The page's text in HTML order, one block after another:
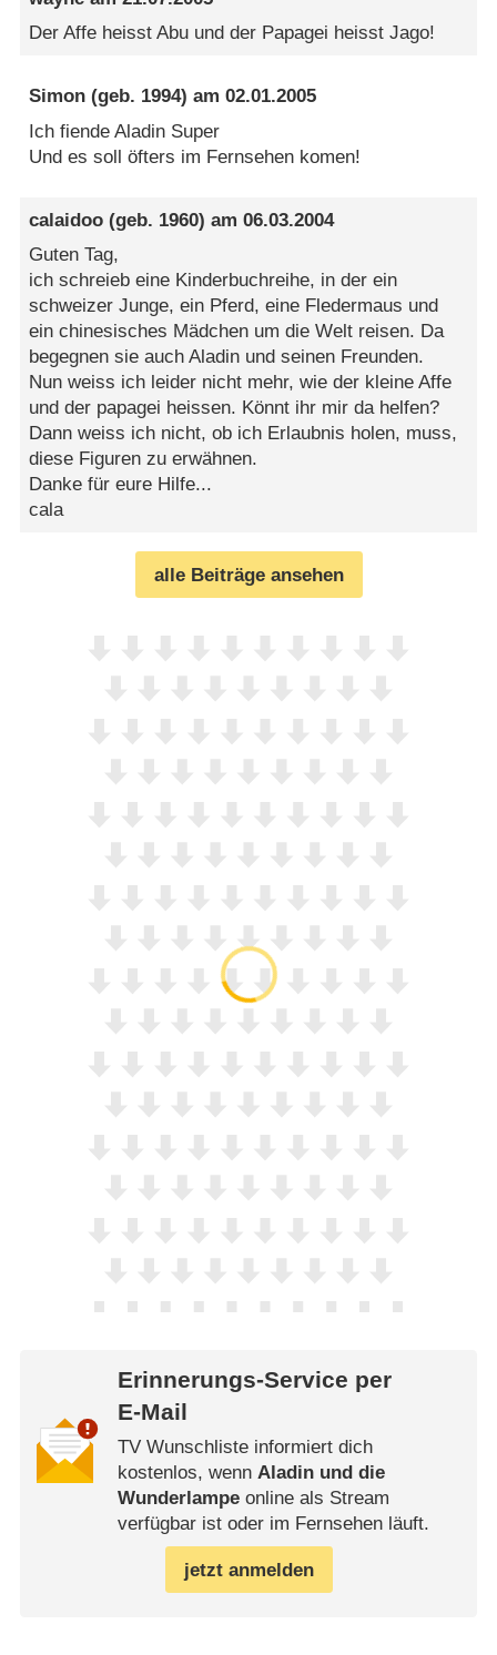
Der Affe heisst Abu und der Papagei heisst Jago!
Simon (geb. 1994) am02.01.2005
Ich fiende Aladin Super
Und es soll öfters im Fernsehen komen!
calaidoo (geb. 1960) am06.03.2004
Guten Tag,
ich schreieb eine Kinderbuchreihe, in der ein
schweizer Junge, ein Pferd, eine Fledermaus und
ein chinesisches Mädchen um die Welt reisen. Da
begegnen sie auch Aladin und seinen Freunden.
Nun weiss ich leider nicht mehr, wie der kleine Affe
und der papagei heissen. Könnt ihr mir da helfen?
Dann weiss ich nicht, ob ich Erlaubnis holen, muss,
diese Figuren zu erwähnen.
Danke für eure Hilfe...
cala
alle Beiträge ansehen
Erinnerungs-Service per
E-Mail
TV Wunschliste informiert dich
kostenlos, wenn Aladin und die
Wunderlampeonline als Stream
verfügbar ist oder im Fernsehen läuft.
jetzt anmelden